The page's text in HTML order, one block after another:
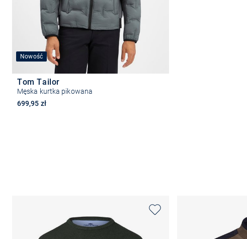
Nowość
Tom Tailor
Męska kurtka pikowana
699,95 zł